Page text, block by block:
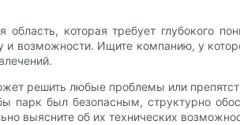
которая требует глубокого
и возможности. Ищите компанию, у
решить любые проблемы или
парк был безопасным, структурно
выясните об их технических